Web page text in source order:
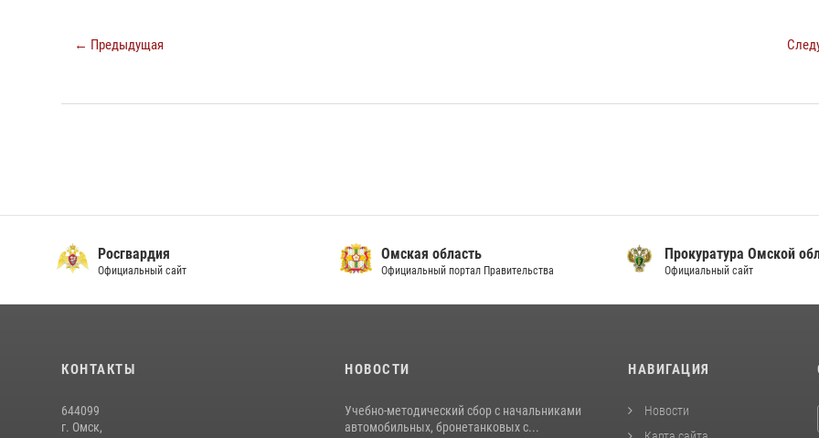
← Предыдущая
Росгвардия
Официальный сайт
Омская область
Официальный портал Правительства
Прокуратура Омской
Официальный сайт
КОНТАКТЫ
644099
г. Омск,
НОВОСТИ
Учебно-методический сбор с начальниками
автомобильных, бронетанковых с...
НАВИГАЦИЯ
Новости